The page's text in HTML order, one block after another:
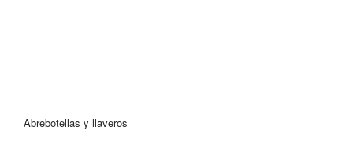
Abrebotellas y llaveros